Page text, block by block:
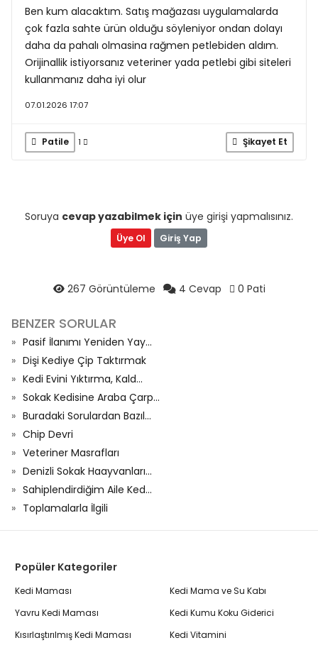
Ben kum alacaktım. Satış mağazası uygulamalarda
çok fazla sahte ürün olduğu söyleniyor ondan dolayı
daha da pahalı olmasina rağmen petlebiden aldım.
Orijinallik istiyorsanız veteriner yada petlebi gibi siteleri
kullanmanız daha iyi olur
07.01.2026 17:07
Patile 1 Şikayet Et
Soruya cevap yazabilmek için üye girişi yapmalısınız.
Üye Ol Giriş Yap
267 Görüntüleme 4 Cevap 0 Pati
BENZER SORULAR
Pasif İlanımı Yeniden Yay...
Dişi Kediye Çip Taktırmak
Kedi Evini Yıktırma, Kald...
Sokak Kedisine Araba Çarp...
Buradaki Sorulardan Bazıl...
Chip Devri
Veteriner Masrafları
Denizli Sokak Haayvanları...
Sahiplendirdiğim Aile Ked...
Toplamalarla İlgili
Popüler Kategoriler
Kedi Maması
Yavru Kedi Maması
Kısırlaştırılmış Kedi Maması
Kedi Mama ve Su Kabı
Kedi Kumu Koku Giderici
Kedi Vitamini